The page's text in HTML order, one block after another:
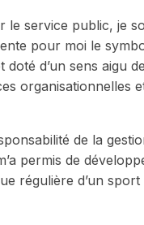
service public, je
pour moi le
d’un sens aigu
organisationnelles
de la
permis de
régulière d’un sport